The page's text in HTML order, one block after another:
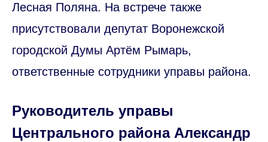
Лесная Поляна. На встрече также
присутствовали депутат Воронежской
городской Думы Артём Рымарь,
ответственные сотрудники управы района.
Руководитель управы
Центрального района Александр